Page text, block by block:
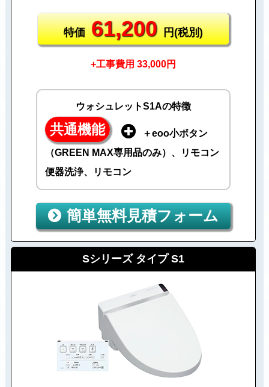
特価61,200円(税別)
+工事費用 33,000円
ウォシュレットS1Aの特徴
共通機能
＋eoo小ボタン
（GREEN MAX専用品のみ）、リモコン
便器洗浄、リモコン
簡単無料見積フォーム
Sシリーズ タイプ S1